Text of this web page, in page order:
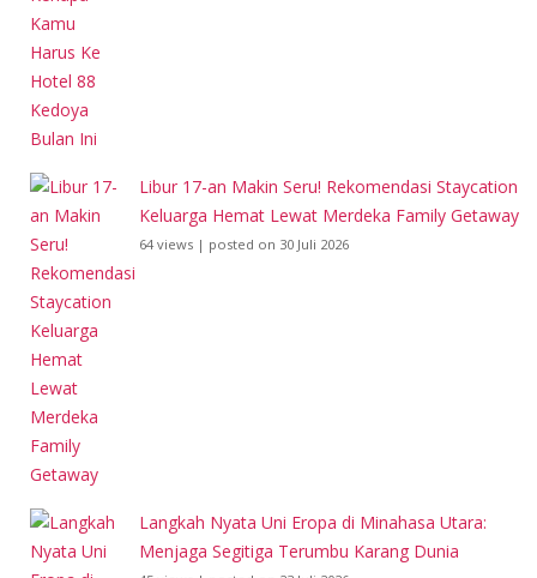
Libur 17-an Makin Seru! Rekomendasi Staycation
Keluarga Hemat Lewat Merdeka Family Getaway
64 views | posted on 30 Juli 2026
Langkah Nyata Uni Eropa di Minahasa Utara:
Menjaga Segitiga Terumbu Karang Dunia